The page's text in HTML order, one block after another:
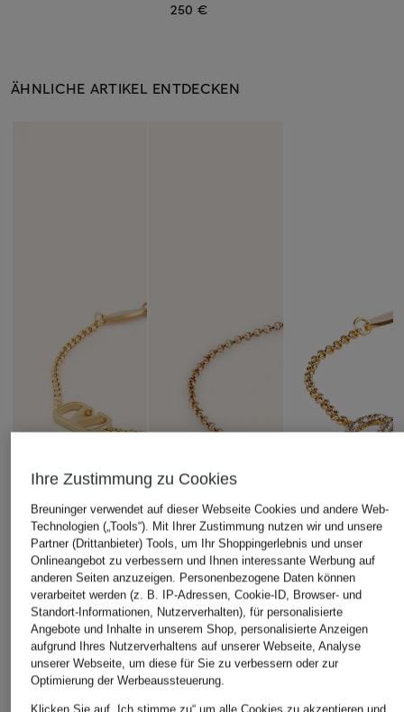
250 €
ÄHNLICHE ARTIKEL ENTDECKEN
VALENTINO
GARAVANI
Armband VLOGO
VALENTINO
GARAVANI
Armband OVALETTE
VALENTINO
GARAVANI
SIGNATURE
Ihre Zustimmung zu Cookies
Breuninger verwendet auf dieser Webseite Cookies und andere Web-
Technologien („Tools“). Mit Ihrer Zustimmung nutzen wir und unsere
Partner (Drittanbieter) Tools, um Ihr Shoppingerlebnis und unser
Onlineangebot zu verbessern und Ihnen interessante Werbung auf
anderen Seiten anzuzeigen. Personenbezogene Daten können
verarbeitet werden (z. B. IP-Adressen, Cookie-ID, Browser- und
Standort-Informationen, Nutzerverhalten), für personalisierte
Angebote und Inhalte in unserem Shop, personalisierte Anzeigen
aufgrund Ihres Nutzerverhaltens auf unserer Webseite, Analyse
unserer Webseite, um diese für Sie zu verbessern oder zur
Optimierung der Werbeaussteuerung.
Klicken Sie auf „Ich stimme zu“ um alle Cookies zu akzeptieren und